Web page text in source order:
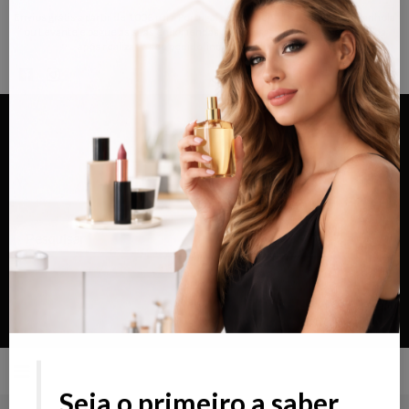
Envios grátis a partir de 100€ para Portugal e Continental e Península Espanhola
ou Levante e pague as suas encomendas nas nossas instalações em Almada
após realizar o seu pedido(indicar no final do pedido)
navegação
×